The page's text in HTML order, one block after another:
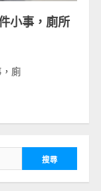
小事，廁所
廁